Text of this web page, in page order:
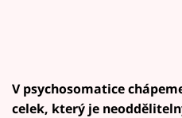
V psychosomatice
celek, který je